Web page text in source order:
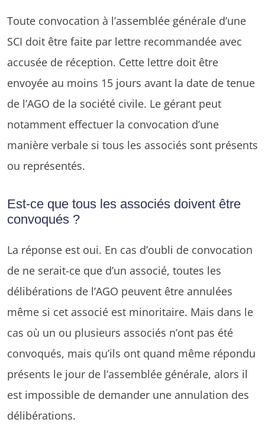
Toute convocation à l’assemblée générale d’une
SCI doit être faite par lettre recommandée avec
accusée de réception. Cette lettre doit être
envoyée au moins 15 jours avant la date de tenue
de l’AGO de la société civile. Le gérant peut
notamment effectuer la convocation d’une
manière verbale si tous les associés sont présents
ou représentés.
Est-ce que tous les associés doivent être
convoqués ?
La réponse est oui. En cas d’oubli de convocation
de ne serait-ce que d’un associé, toutes les
délibérations de l’AGO peuvent être annulées
même si cet associé est minoritaire. Mais dans le
cas où un ou plusieurs associés n’ont pas été
convoqués, mais qu’ils ont quand même répondu
présents le jour de l’assemblée générale, alors il
est impossible de demander une annulation des
délibérations.